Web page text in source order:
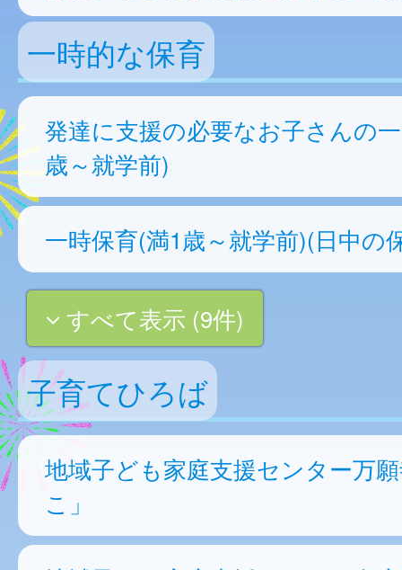
一時的な保育
発達に支援の必要なお子さんの
歳～就学前)
一時保育(満1歳～就学前)(日中の
すべて表示 (9件)
子育てひろば
地域子ども家庭支援センター万
こ」